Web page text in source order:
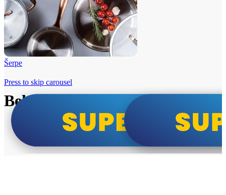
Šerpe
Beko i Tesla super cene
Press to skip carousel